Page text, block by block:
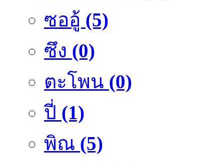
ซออู้ (5)
ซึง (0)
ตะโพน (0)
ปี่ (1)
พิณ (5)